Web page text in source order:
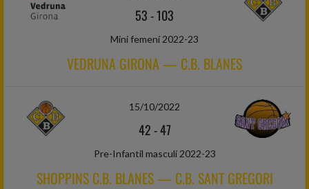
53-103
Mini femení 2022-23
VEDRUNA GIRONA — C.B. BLANES
15/10/2022
42-47
Pre-Infantil masculí 2022-23
SHOPPINS C.B. BLANES — C.B. SANT GREGORI